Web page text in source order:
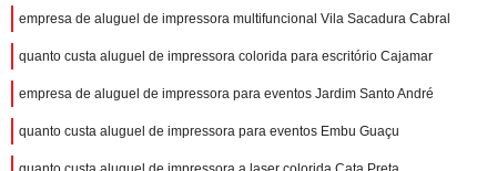
empresa de aluguel de impressora multifuncional Vila Sacadura Cabral
quanto custa aluguel de impressora colorida para escritório Cajamar
empresa de aluguel de impressora para eventos Jardim Santo André
quanto custa aluguel de impressora para eventos Embu Guaçu